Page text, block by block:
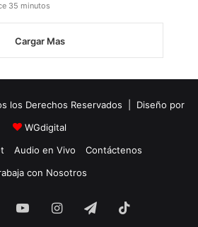
35 minutos
Cargar Mas
los Derechos Reservados | Diseño por
WGdigital
Audio en Vivo
Contáctenos
con Nosotros
Twitter YouTubeInstagramTelegram